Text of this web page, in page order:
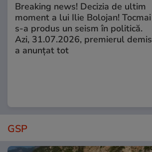
Breaking news! Decizia de ultim
moment a lui Ilie Bolojan! Tocmai
s-a produs un seism în politică.
Azi, 31.07.2026, premierul demis
a anunțat tot
GSP